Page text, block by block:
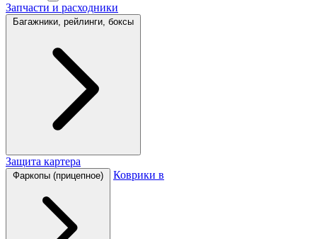
Запчасти и расходники
Багажники, рейлинги, боксы
Защита картера
Фаркопы (прицепное) Коврики в